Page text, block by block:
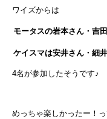
ワイズからは
モータスの岩本さん・吉
ケイスマは安井さん・細
4名が参加したそうです♪
めっちゃ楽しかったー！